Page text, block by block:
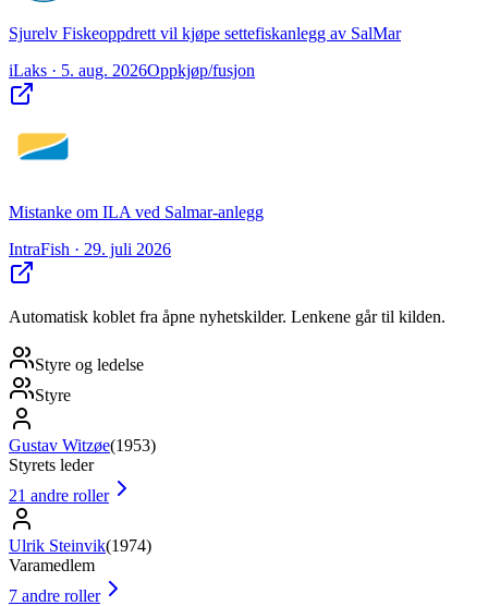
Sjurelv Fiskeoppdrett vil kjøpe settefiskanlegg av SalMar
iLaks · 5. aug. 2026Oppkjøp/fusjon
Mistanke om ILA ved Salmar-anlegg
IntraFish · 29. juli 2026
Automatisk koblet fra åpne nyhetskilder. Lenkene går til kilden.
Styre og ledelse
Styre
Gustav Witzøe(1953)
Styrets leder
21 andre roller
Ulrik Steinvik(1974)
Varamedlem
7 andre roller